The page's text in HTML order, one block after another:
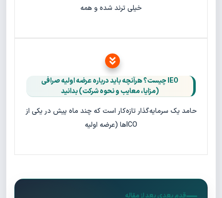
خیلی ترند شده و همه
IEO چیست؟ هرآنچه باید درباره عرضه اولیه صرافی
(مزایا، معایب و نحوه شرکت) بدانید
حامد یک سرمایه‌گذار تازه‌کار است که چند ماه پیش در یکی از
ICOها (عرضه اولیه
قدم بعدی بعد از مقاله